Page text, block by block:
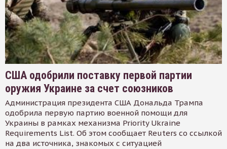
США одобрили поставку первой партии
оружия Украине за счет союзников
Администрация президента США Дональда Трампа
одобрила первую партию военной помощи для
Украины в рамках механизма Priority Ukraine
Requirements List. Об этом сообщает Reuters со ссылкой
на два источника, знакомых с ситуацией